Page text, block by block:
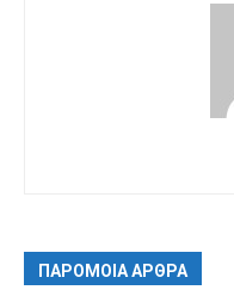
ΠΑΡΟΜΟΙΑ ΑΡΘΡΑ